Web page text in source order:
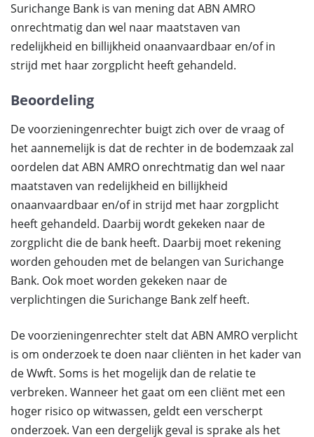
Surichange Bank is van mening dat ABN AMRO
onrechtmatig dan wel naar maatstaven van
redelijkheid en billijkheid onaanvaardbaar en/of in
strijd met haar zorgplicht heeft gehandeld.
Beoordeling
De voorzieningenrechter buigt zich over de vraag of
het aannemelijk is dat de rechter in de bodemzaak zal
oordelen dat ABN AMRO onrechtmatig dan wel naar
maatstaven van redelijkheid en billijkheid
onaanvaardbaar en/of in strijd met haar zorgplicht
heeft gehandeld. Daarbij wordt gekeken naar de
zorgplicht die de bank heeft. Daarbij moet rekening
worden gehouden met de belangen van Surichange
Bank. Ook moet worden gekeken naar de
verplichtingen die Surichange Bank zelf heeft.
De voorzieningenrechter stelt dat ABN AMRO verplicht
is om onderzoek te doen naar cliënten in het kader van
de Wwft. Soms is het mogelijk dan de relatie te
verbreken. Wanneer het gaat om een cliënt met een
hoger risico op witwassen, geldt een verscherpt
onderzoek. Van een dergelijk geval is sprake als het